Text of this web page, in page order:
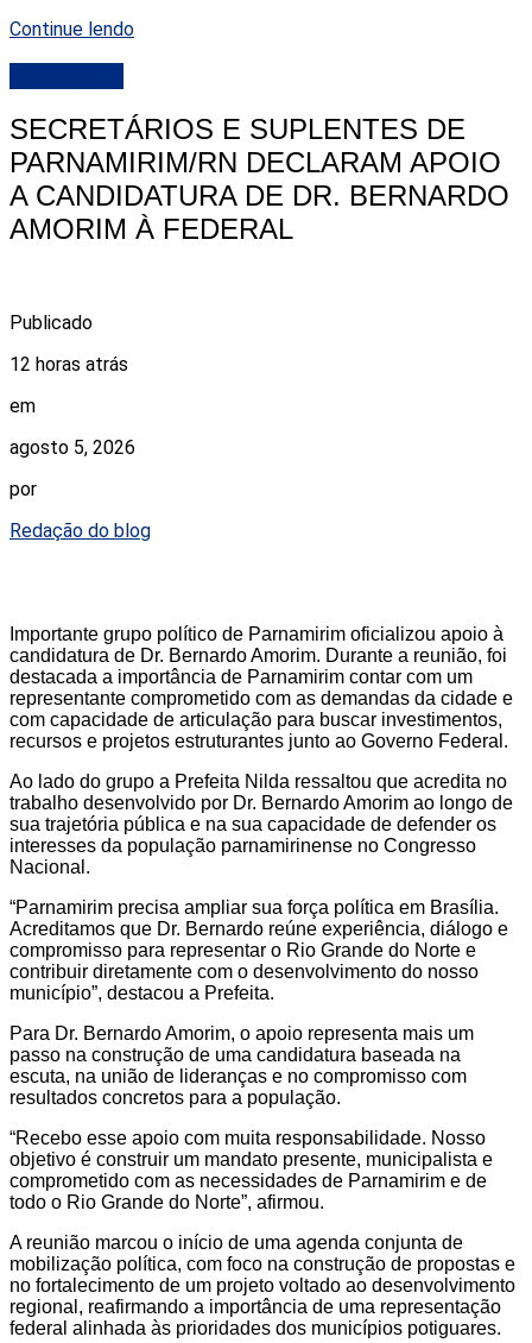
Continue lendo
SECRETÁRIOS E SUPLENTES DE
PARNAMIRIM/RN DECLARAM APOIO
A CANDIDATURA DE DR. BERNARDO
AMORIM À FEDERAL
Publicado
12 horas atrás
em
agosto 5, 2026
por
Redação do blog
Importante grupo político de Parnamirim oficializou apoio à
candidatura de Dr. Bernardo Amorim. Durante a reunião, foi
destacada a importância de Parnamirim contar com um
representante comprometido com as demandas da cidade e
com capacidade de articulação para buscar investimentos,
recursos e projetos estruturantes junto ao Governo Federal.
Ao lado do grupo a Prefeita Nilda ressaltou que acredita no
trabalho desenvolvido por Dr. Bernardo Amorim ao longo de
sua trajetória pública e na sua capacidade de defender os
interesses da população parnamirinense no Congresso
Nacional.
“Parnamirim precisa ampliar sua força política em Brasília.
Acreditamos que Dr. Bernardo reúne experiência, diálogo e
compromisso para representar o Rio Grande do Norte e
contribuir diretamente com o desenvolvimento do nosso
município”, destacou a Prefeita.
Para Dr. Bernardo Amorim, o apoio representa mais um
passo na construção de uma candidatura baseada na
escuta, na união de lideranças e no compromisso com
resultados concretos para a população.
“Recebo esse apoio com muita responsabilidade. Nosso
objetivo é construir um mandato presente, municipalista e
comprometido com as necessidades de Parnamirim e de
todo o Rio Grande do Norte”, afirmou.
A reunião marcou o início de uma agenda conjunta de
mobilização política, com foco na construção de propostas e
no fortalecimento de um projeto voltado ao desenvolvimento
regional, reafirmando a importância de uma representação
federal alinhada às prioridades dos municípios potiguares.